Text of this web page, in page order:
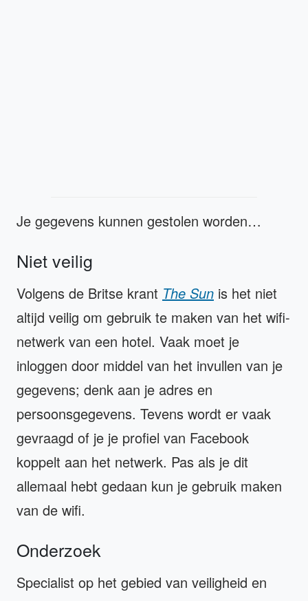
Je gegevens kunnen gestolen worden…
Niet veilig
Volgens de Britse krant The Sun is het niet
altijd veilig om gebruik te maken van het wifi-
netwerk van een hotel. Vaak moet je
inloggen door middel van het invullen van je
gegevens; denk aan je adres en
persoonsgegevens. Tevens wordt er vaak
gevraagd of je je profiel van Facebook
koppelt aan het netwerk. Pas als je dit
allemaal hebt gedaan kun je gebruik maken
van de wifi.
Onderzoek
Specialist op het gebied van veiligheid en